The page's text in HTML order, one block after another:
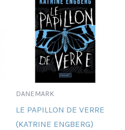
DANEMARK
LE PAPILLON DE VERRE
(KATRINE ENGBERG)